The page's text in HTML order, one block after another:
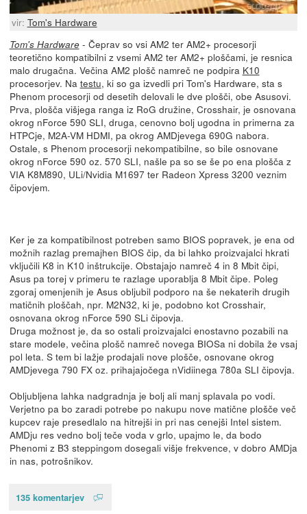
vir: Tom's Hardware
Tom's Hardware- Čeprav so vsi AM2 ter AM2+ procesorji
teoretično kompatibilni z vsemi AM2 ter AM2+ ploščami, je resnica
malo drugačna. Večina AM2 plošč namreč ne podpira K10
procesorjev. Na testu, ki so ga izvedli pri Tom's Hardware, sta s
Phenom procesorji od desetih delovali le dve plošči, obe Asusovi.
Prva, plošča višjega ranga iz RoG družine, Crosshair, je osnovana
okrog nForce 590 SLI, druga, cenovno bolj ugodna in primerna za
HTPCje, M2A-VM HDMI, pa okrog AMDjevega 690G nabora.
Ostale, s Phenom procesorji nekompatibilne, so bile osnovane
okrog nForce 590 oz. 570 SLI, našle pa so se še po ena plošča z
VIA K8M890, ULi/Nvidia M1697 ter Radeon Xpress 3200 veznim
čipovjem.
Ker je za kompatibilnost potreben samo BIOS popravek, je ena od
možnih razlag premajhen BIOS čip, da bi lahko proizvajalci hkrati
vključili K8 in K10 inštrukcije. Obstajajo namreč 4 in 8 Mbit čipi,
Asus pa torej v primeru te razlage uporablja 8 Mbit čipe. Poleg
zgoraj omenjenih je Asus obljubil podporo na še nekaterih drugih
matičnih ploščah, npr. M2N32, ki je, podobno kot Crosshair,
osnovana okrog nForce 590 SLi čipovja.
Druga možnost je, da so ostali proizvajalci enostavno pozabili na
stare modele, večina plošč namreč novega BIOSa ni dobila že vsaj
pol leta. S tem bi lažje prodajali nove plošče, osnovane okrog
AMDjevega 790 FX oz. prihajajočega nVidiinega 780a SLI čipovja.
Obljubljena lahka nadgradnja je bolj ali manj splavala po vodi.
Verjetno pa bo zaradi potrebe po nakupu nove matične plošče več
kupcev raje presedlalo na hitrejši in pri nas cenejši Intel sistem.
AMDju res vedno bolj teče voda v grlo, upajmo le, da bodo
Phenomi z B3 steppingom dosegali višje frekvence, v dobro AMDja
in nas, potrošnikov.
135 komentarjev